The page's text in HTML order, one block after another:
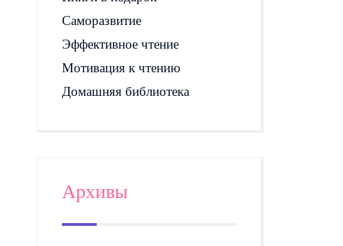
Саморазвитие
Эффективное чтение
Мотивация к чтению
Домашняя библиотека
Архивы